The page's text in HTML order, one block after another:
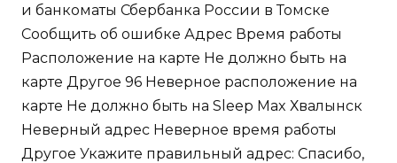
и банкоматы Сбербанка России в Томске
Сообщить об ошибке Адрес Время работы
Расположение на карте Не должно быть на
карте Другое 96 Неверное расположение на
карте Не должно быть на Sleep Max Хвалынск
Неверный адрес Неверное время работы
Другое Укажите правильный адрес: Спасибо,